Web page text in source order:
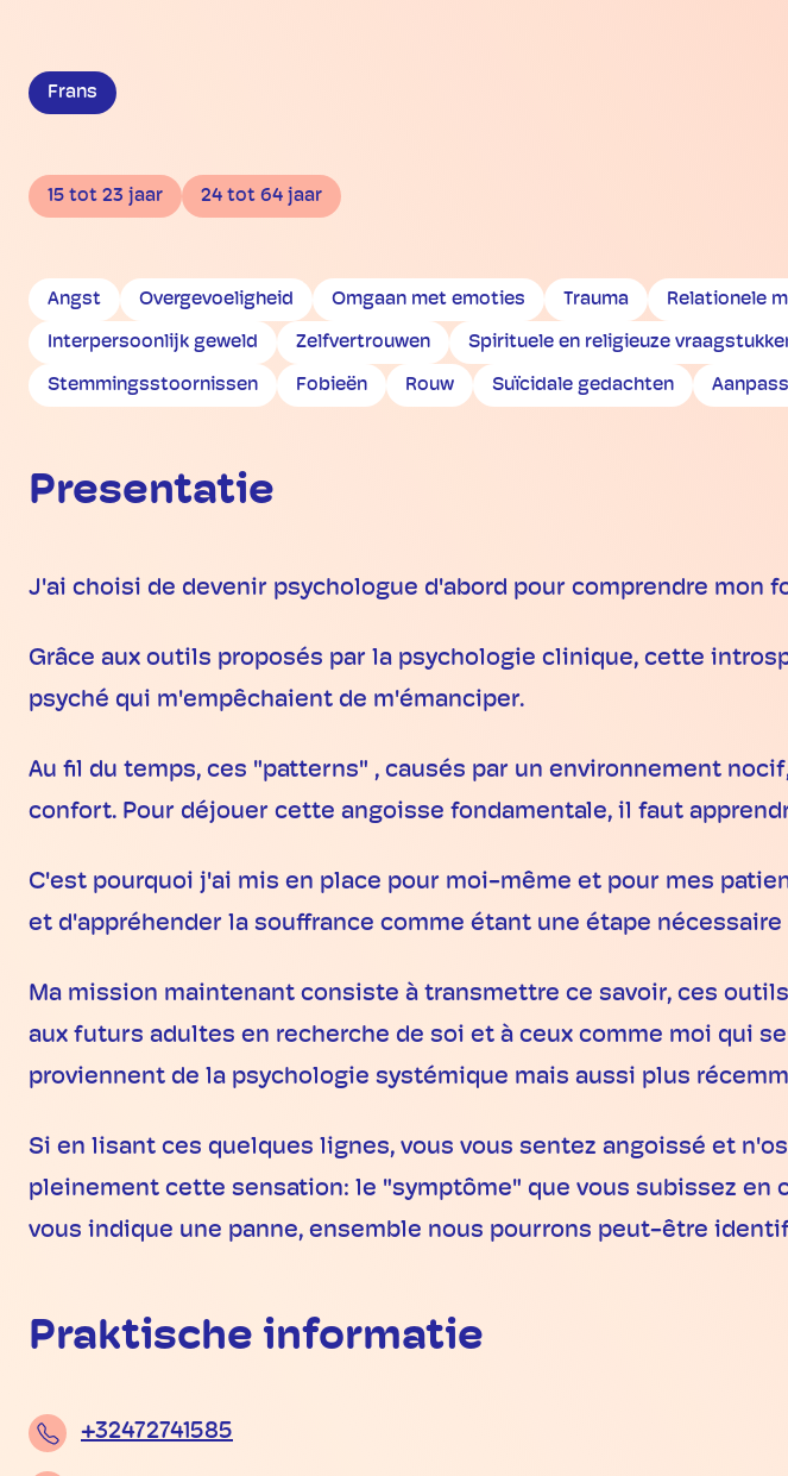
Frans
15 tot 23 jaar 24 tot 64 jaar
Angst Overgevoeligheid Omgaan met emoties Trauma Relationele
Interpersoonlijk geweld Zelfvertrouwen Spirituele en religieuze
Stemmingsstoornissen Fobieën Rouw Suïcidale gedachten
Presentatie
J'ai choisi de devenir psychologue d'abord pour comprendre mon
Grâce aux outils proposés par la psychologie clinique, cette
psyché qui m'empêchaient de m'émanciper.
Au fil du temps, ces "patterns" , causés par un environnement
confort. Pour déjouer cette angoisse fondamentale, il faut
C'est pourquoi j'ai mis en place pour moi-même et pour mes
et d'appréhender la souffrance comme étant une étape
Ma mission maintenant consiste à transmettre ce savoir, ces
aux futurs adultes en recherche de soi et à ceux comme moi qui
proviennent de la psychologie systémique mais aussi plus
Si en lisant ces quelques lignes, vous vous sentez angoissé et
pleinement cette sensation: le "symptôme" que vous subissez
vous indique une panne, ensemble nous pourrons peut-être
Praktische informatie
+32472741585